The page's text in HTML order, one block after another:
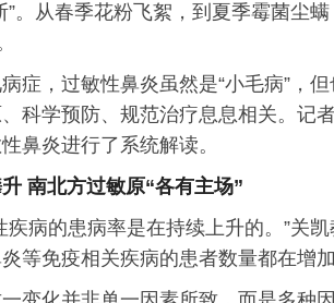
”。从春季花粉飞絮，到夏季霉菌尘
症，过敏性鼻炎虽然是“小毛病”，
科学预防、规范治疗息息相关。记
鼻炎进行了系统解读。
南北方过敏原“各有主场”
疾病的患病率是在持续上升的。”关
等免疫相关疾病的患者数量都在增